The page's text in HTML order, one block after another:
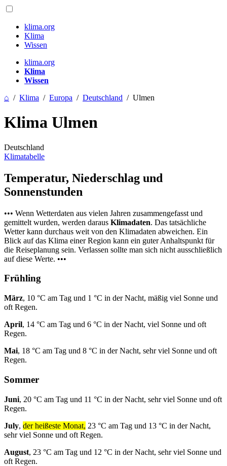
klima.org
Klima
Wissen
klima.org
Klima
Wissen
⌂ / Klima / Europa / Deutschland / Ulmen
Klima Ulmen
Deutschland
Klimatabelle
Temperatur, Niederschlag und
Sonnenstunden
••• Wenn Wetterdaten aus vielen Jahren zusammengefasst und
gemittelt wurden, werden daraus Klimadaten. Das tatsächliche
Wetter kann durchaus weit von den Klimadaten abweichen. Ein
Blick auf das Klima einer Region kann ein guter Anhaltspunkt für
die Reiseplanung sein. Verlassen sollte man sich nicht ausschließlich
auf diese Werte. •••
Frühling
März, 10 °C am Tag und 1 °C in der Nacht, mäßig viel Sonne und
oft Regen.
April, 14 °C am Tag und 6 °C in der Nacht, viel Sonne und oft
Regen.
Mai, 18 °C am Tag und 8 °C in der Nacht, sehr viel Sonne und oft
Regen.
Sommer
Juni, 20 °C am Tag und 11 °C in der Nacht, sehr viel Sonne und oft
Regen.
July, der heißeste Monat, 23 °C am Tag und 13 °C in der Nacht,
sehr viel Sonne und oft Regen.
August, 23 °C am Tag und 12 °C in der Nacht, sehr viel Sonne und
oft Regen.